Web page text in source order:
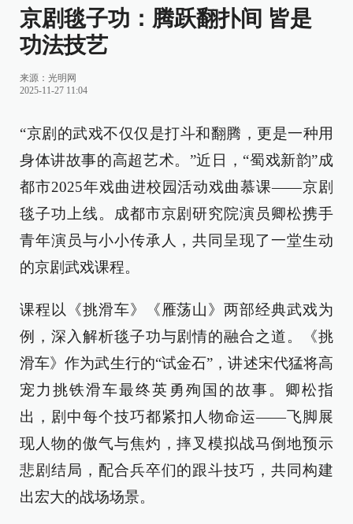
京剧毯子功：腾跃翻扑间 皆是
功法技艺
来源： 光明网
2025-11-27 11:04
“京剧的武戏不仅仅是打斗和翻腾，更是一种用
身体讲故事的高超艺术。”近日，“蜀戏新韵”成
都市2025年戏曲进校园活动戏曲慕课——京剧
毯子功上线。成都市京剧研究院演员卿松携手
青年演员与小小传承人，共同呈现了一堂生动
的京剧武戏课程。
课程以《挑滑车》《雁荡山》两部经典武戏为
例，深入解析毯子功与剧情的融合之道。《挑
滑车》作为武生行的“试金石”，讲述宋代猛将高
宠力挑铁滑车最终英勇殉国的故事。卿松指
出，剧中每个技巧都紧扣人物命运——飞脚展
现人物的傲气与焦灼，摔叉模拟战马倒地预示
悲剧结局，配合兵卒们的跟斗技巧，共同构建
出宏大的战场场景。